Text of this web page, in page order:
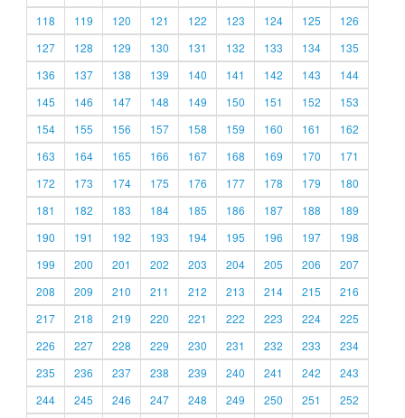
118
119 120 121 122 123 124 125
126
127
128 129 130 131 132 133 134
135
136
137 138 139 140 141 142 143
144
145
146 147 148 149 150 151 152
153
154
155 156 157 158 159 160 161
162
163
164 165 166 167 168 169 170
171
172
173 174 175 176 177 178 179
180
181
182 183 184 185 186 187 188
189
190
191 192 193 194 195 196 197
198
199
200 201 202 203 204 205 206
207
208
209 210 211 212 213 214 215
216
217
218 219 220 221 222 223 224
225
226
227 228 229 230 231 232 233
234
235
236 237 238 239 240 241 242
243
244
245 246 247 248 249 250 251
252